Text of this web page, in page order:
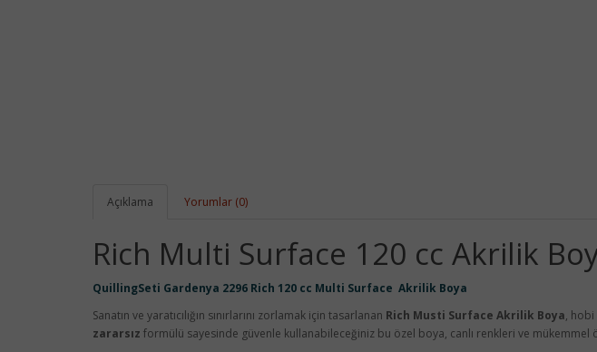
Açıklama Yorumlar (0)
Rich Multi Surface 120 cc Akrilik
QuillingSeti Gardenya 2296 Rich 120 cc Multi Surface Akrilik Boya
Sanatın ve yaratıcılığın sınırlarını zorlamak için tasarlanan Rich Musti Surface Akrilik Boya,
zararsız formülü sayesinde güvenle kullanabileceğiniz bu özel boya, canlı renkleri ve mükemmel